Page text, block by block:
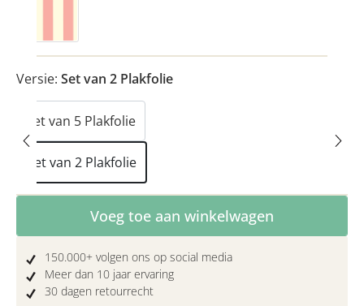
Versie: Set van 2 Plakfolie
Set van 5 Plakfolie
Set van 2 Plakfolie
Producthoeveelheid: Voer de gewenste
Voeg toe aan winkelwagen
150.000+ volgen ons op social media
Meer dan 10 jaar ervaring
30 dagen retourrecht